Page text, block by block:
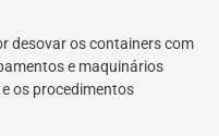
desovar os containers com
e maquinários
os procedimentos